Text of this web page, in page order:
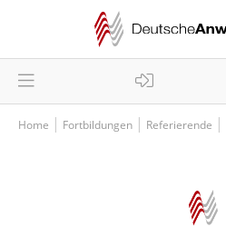
Home Fortbildungen Referierende